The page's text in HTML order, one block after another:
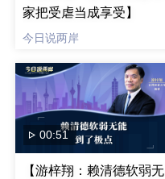
家把受虐当成享受】
今日说两岸
00:51
【游梓翔：赖清德软弱无